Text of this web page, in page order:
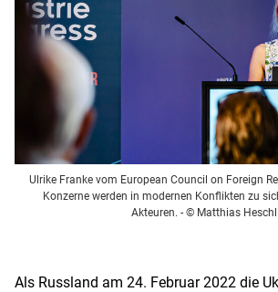
Ulrike Franke vom European Council on Foreign
Konzerne werden in modernen Konflikten zu
Akteuren. - © Matthias Heschl
Als Russland am 24. Februar 2022 die